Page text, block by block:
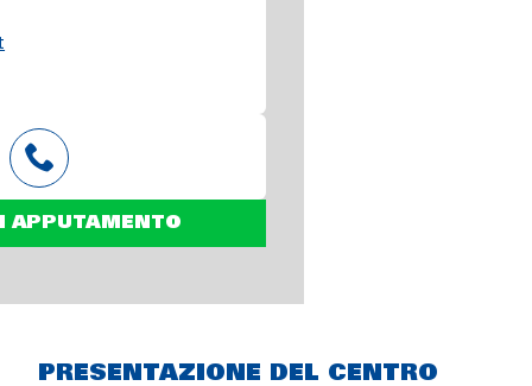
APPUTAMENTO
PRESENTAZIONE DEL CENTRO